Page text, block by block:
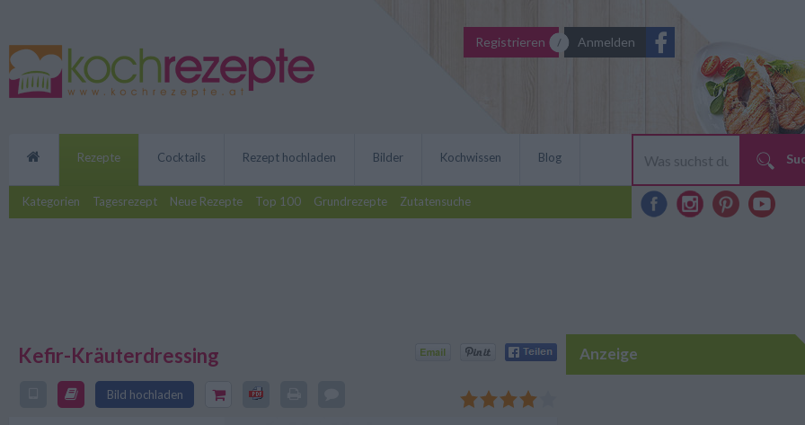
Registrieren Anmelden
Rezepte
Kategorien Tagesrezept Neue Rezepte Top 100 Grundrezepte Zutatensuche
Cocktails Rezept hochladen Bilder Kochwissen Blog
Kefir-Kräuterdressing
Bild hochladen
Das frische Kefir-Kräuterdressing passt pefekt für alle
frischen, knackigen Salate.
Anzeige